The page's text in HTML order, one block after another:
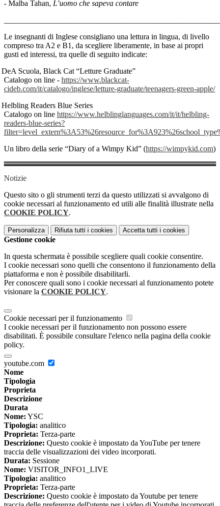
- Malba Tahan, L’uomo che sapeva contare
Le insegnanti di Inglese consigliano una lettura in lingua, di livello
compreso tra A2 e B1, da scegliere liberamente, in base ai propri
gusti ed interessi, tra quelle di seguito indicate:
DeA Scuola, Black Cat “Letture Graduate”
Catalogo on line - https://www.blackcat-
cideb.com/it/catalogo/inglese/letture-graduate/teenagers-green-apple/
Helbling Readers Blue Series
Catalogo on line https://www.helblinglanguages.com/it/it/helbling-
readers-blue-series?
Un libro della serie “Diary of a Wimpy Kid” (https://wimpykid.com)
Notizie
Questo sito o gli strumenti terzi da questo utilizzati si avvalgono di
cookie necessari al funzionamento ed utili alle finalità illustrate nella
COOKIE POLICY.
Personalizza Rifiuta tutti i cookies Accetta tutti i cookies
Gestione cookie
In questa schermata è possibile scegliere quali cookie consentire.
I cookie necessari sono quelli che consentono il funzionamento della
piattaforma e non è possibile disabilitarli.
Per conoscere quali sono i cookie necessari al funzionamento potete
visionare la COOKIE POLICY.
Cookie necessari per il funzionamento
I cookie necessari per il funzionamento non possono essere
disabilitati. È possibile consultare l'elenco nella pagina della cookie
policy.
youtube.com
Nome
Tipologia
Proprieta
Descrizione
Durata
Nome: YSC
Tipologia: analitico
Proprieta: Terza-parte
Descrizione: Questo cookie è impostato da YouTube per tenere
traccia delle visualizzazioni dei video incorporati.
Durata: Sessione
Nome: VISITOR_INFO1_LIVE
Tipologia: analitico
Proprieta: Terza-parte
Descrizione: Questo cookie è impostato da Youtube per tenere